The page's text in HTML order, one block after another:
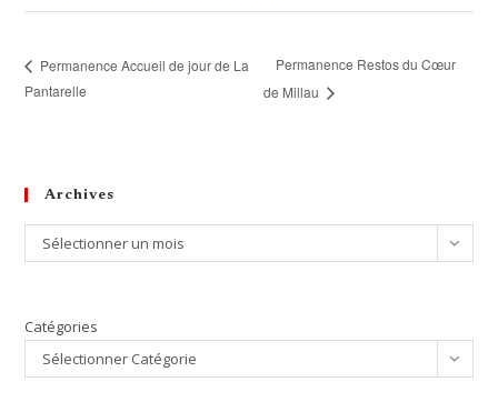
Permanence Accueil de jour de La
Pantarelle
Permanence Restos du Cœur
de Millau
Archives
Archives
Sélectionner un mois
Catégories
Sélectionner Catégorie